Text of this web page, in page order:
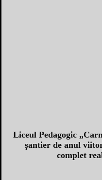
Liceul Pedagogic
şantier de anul
complet